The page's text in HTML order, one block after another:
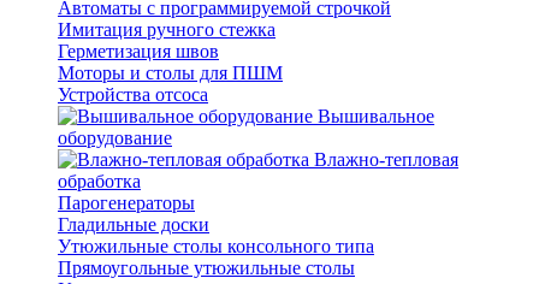
Автоматы с программируемой строчкой
Имитация ручного стежка
Герметизация швов
Моторы и столы для ПШМ
Устройства отсоса
Вышивальное
оборудование
Влажно-тепловая
обработка
Парогенераторы
Гладильные доски
Утюжильные столы консольного типа
Прямоугольные утюжильные столы